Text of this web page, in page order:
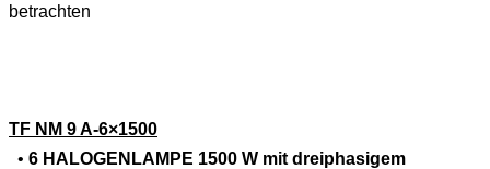
betrachten
TF NM 9 A-6×1500
• 6 HALOGENLAMPE 1500 W mit dreiphasigem